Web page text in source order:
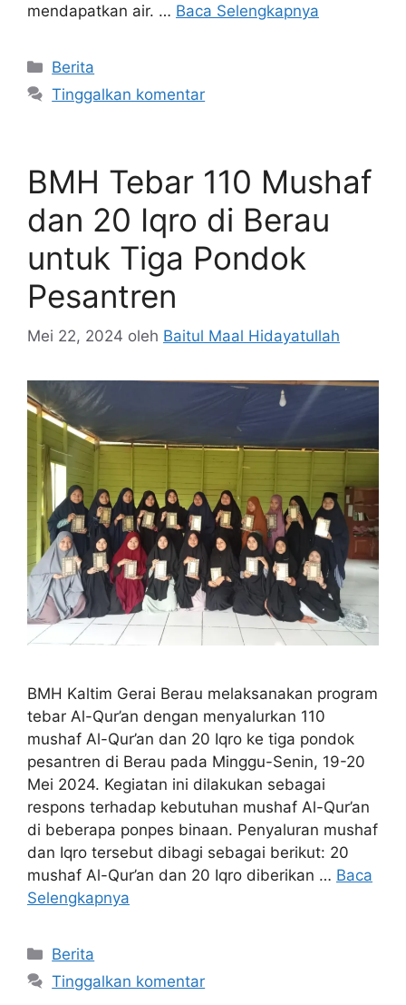
mendapatkan air. … Baca Selengkapnya
Kategori
Berita
Tinggalkan komentar
BMH Tebar 110 Mushaf
dan 20 Iqro di Berau
untuk Tiga Pondok
Pesantren
Mei 22, 2024 oleh Baitul Maal Hidayatullah
BMH Kaltim Gerai Berau melaksanakan program
tebar Al-Qur’an dengan menyalurkan 110
mushaf Al-Qur’an dan 20 Iqro ke tiga pondok
pesantren di Berau pada Minggu-Senin, 19-20
Mei 2024. Kegiatan ini dilakukan sebagai
respons terhadap kebutuhan mushaf Al-Qur’an
di beberapa ponpes binaan. Penyaluran mushaf
dan Iqro tersebut dibagi sebagai berikut: 20
mushaf Al-Qur’an dan 20 Iqro diberikan … Baca
Selengkapnya
Kategori
Berita
Tinggalkan komentar